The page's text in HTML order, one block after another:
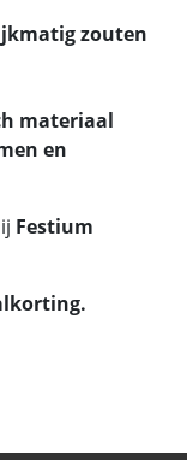
zouten
materiaal
en
Festium